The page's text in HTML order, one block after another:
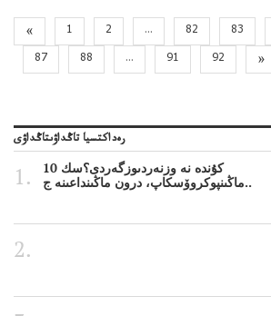
« 1 2 ... 82 83
87
88 ... 91 92 »
رەداكتسيا تاڭداۋىتاڭداۋى
10 كۇندە نە وزنەردىوزگەردى؟سك
ماڭىنپوكروۆسكاپ، درون ماڭىنداعىنە ج..